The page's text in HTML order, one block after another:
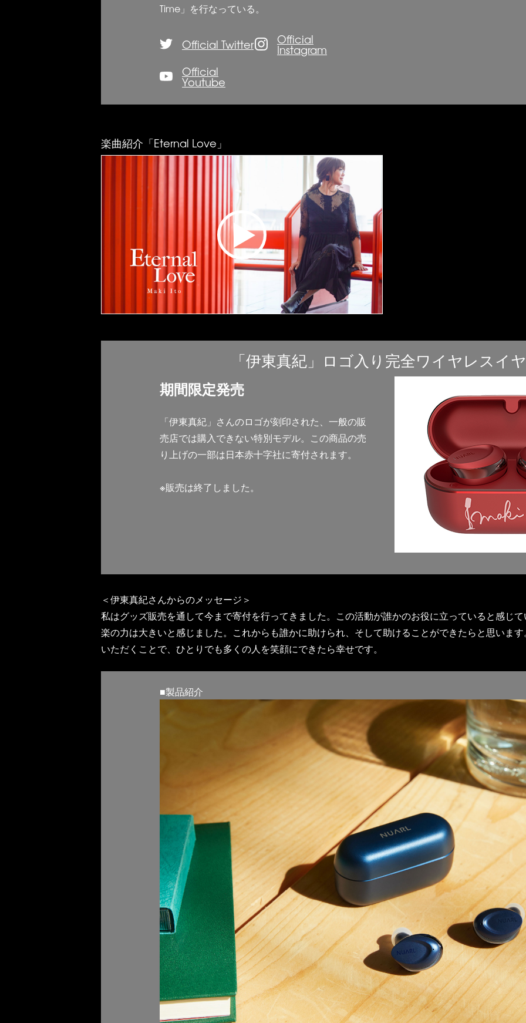
Time」を行なっている。
Official Twitter Official
Instagram
Official
Youtube
楽曲紹介「Eternal Love」
「伊東真紀」ロゴ入り完全ワイヤレスイ
期間限定発売
「伊東真紀」さんのロゴが刻印された、一般の販
売店では購入できない特別モデル。この商品の売
り上げの一部は日本赤十字社に寄付されます。
※販売は終了しました。
＜伊東真紀さんからのメッセージ＞
私はグッズ販売を通して今まで寄付を行ってきました。この活動が誰かのお役に立っていると感じ
楽の力は大きいと感じました。これからも誰かに助けられ、そして助けることができたらと思いま
いただくことで、ひとりでも多くの人を笑顔にできたら幸せです。
■製品紹介